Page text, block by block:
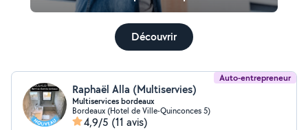
Découvrir
Auto-entrepreneur
Raphaël Alla (Multiservies)
Multiservices bordeaux
Bordeaux (Hotel de Ville-Quinconces 5)
4,9/5 (11 avis)